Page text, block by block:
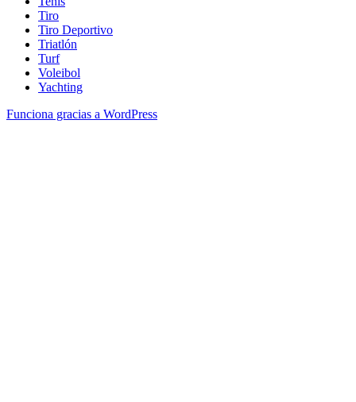
Tiro
Tiro Deportivo
Triatlón
Turf
Voleibol
Yachting
Funciona gracias a WordPress